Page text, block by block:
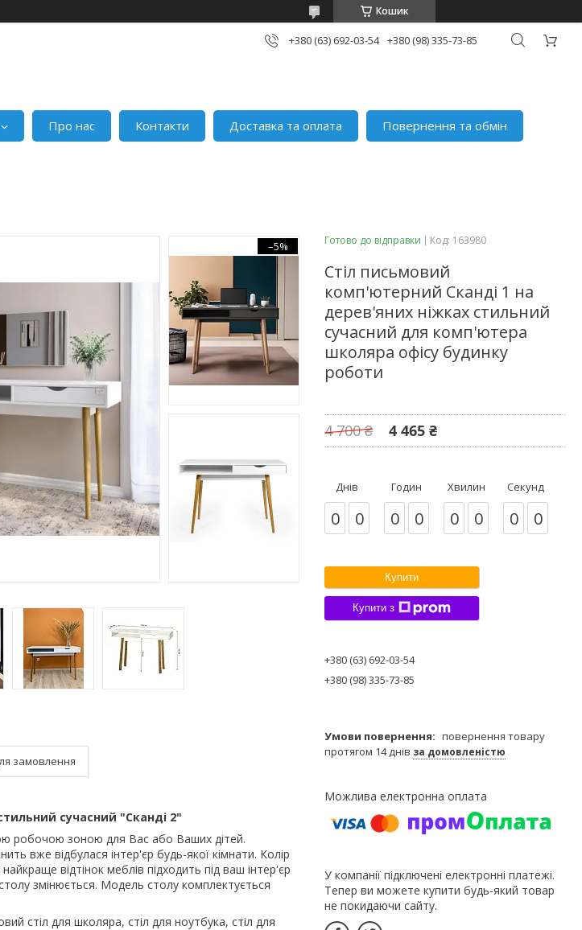
Кошик
+380 (63) 692-03-54 +380 (98) 335-73-85
Про нас Контакти Доставка та оплата Повернення та обмін
–5%
замовлення
сучасний "Сканді 2"
робочою зоною для Вас або Ваших дітей.
вже відбулася інтер'єр будь-якої кімнати. Колір
відтінок меблів підходить під ваш інтер'єр
змінюється. Модель столу комплектується
стіл для школяра, стіл для ноутбука, стіл для
Готово до відправки Код: 163980
Стіл письмовий
комп'ютерний Сканді 1 на
дерев'яних ніжках стильний
сучасний для комп'ютера
школяра офісу будинку
роботи
4 700 ₴ 4 465 ₴
Днів
0 0
Годин
0 0
Хвилин
0 0
Секунд
0 0
Купити
Купити з
+380 (63) 692-03-54
+380 (98) 335-73-85
повернення товару
протягом 14 днів за домовленістю
У компанії підключені електронні платежі.
Тепер ви можете купити будь-який товар
не покидаючи сайту.